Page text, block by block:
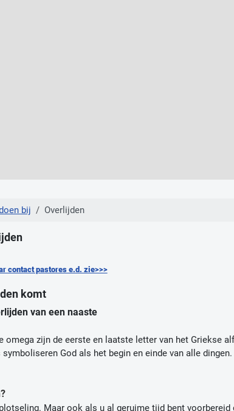
bij Overlijden
contact pastores e.d. zie>>>
komt
van een naaste
omega zijn de eerste en laatste letter van het Griekse
symboliseren God als het begin en einde van alle dingen.
Maar ook als u al geruime tijd bent